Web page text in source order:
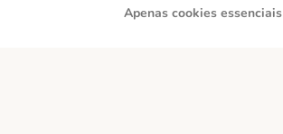
TransferênciaApenas cookies essenciais